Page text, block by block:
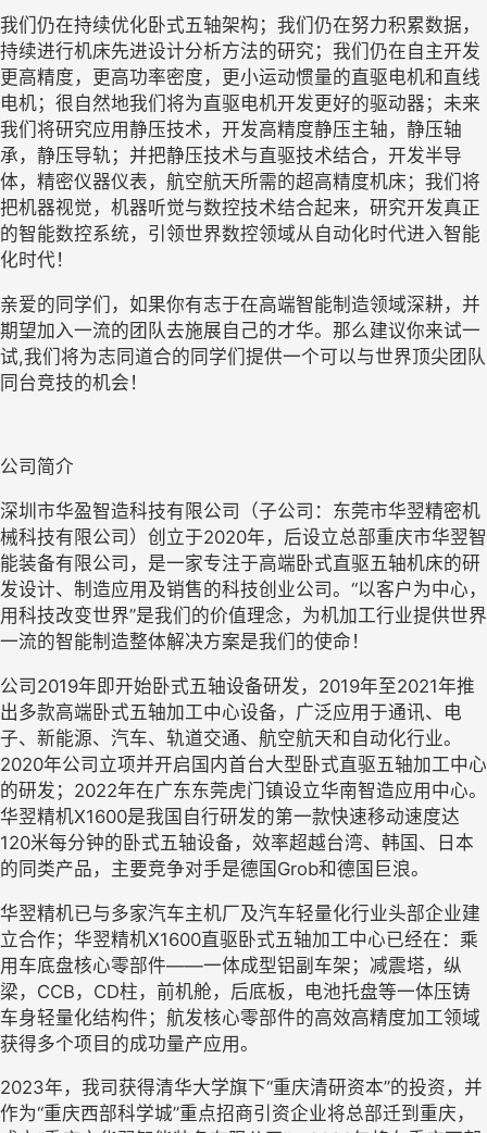
我们仍在持续优化卧式五轴架构；我们仍在努力积累数据，
持续进行机床先进设计分析方法的研究；我们仍在自主开发
更高精度，更高功率密度，更小运动惯量的直驱电机和直线
电机；很自然地我们将为直驱电机开发更好的驱动器；未来
我们将研究应用静压技术，开发高精度静压主轴，静压轴
承，静压导轨；并把静压技术与直驱技术结合，开发半导
体，精密仪器仪表，航空航天所需的超高精度机床；我们将
把机器视觉，机器听觉与数控技术结合起来，研究开发真正
的智能数控系统，引领世界数控领域从自动化时代进入智能
化时代！
亲爱的同学们，如果你有志于在高端智能制造领域深耕，并
期望加入一流的团队去施展自己的才华。那么建议你来试一
试,我们将为志同道合的同学们提供一个可以与世界顶尖团队
同台竞技的机会！
公司简介
深圳市华盈智造科技有限公司 （子公司： 东莞市华翌精密机
械科技有限公司） 创立于2020年， 后设立总部重庆市华翌智
能装备有限公司， 是一家专注于高端卧式直驱五轴机床的研
发设计、制造应用及销售的科技创业公司。 “以客户为中心，
用科技改变世界”是我们的价值理念，为机加工行业提供世界
一流的智能制造整体解决方案是我们的使命！
公司2019年即开始卧式五轴设备研发， 2019年至2021年推
出多款高端卧式五轴加工中心设备，广泛应用于通讯、电
子、新能源、汽车、轨道交通、航空航天和自动化行业。
2020年公司立项并开启国内首台大型卧式直驱五轴加工中心
的研发； 2022年在广东东莞虎门镇设立华南智造应用中心。
华翌精机X1600是我国自行研发的第一款快速移动速度达
120米每分钟的卧式五轴设备，效率超越台湾、韩国、日本
的同类产品，主要竞争对手是德国 Grob和德国巨浪。
华翌精机已与多家汽车主机厂及汽车轻量化行业头部企业建
立合作；华翌精机X1600直驱卧式五轴加工中心已经在：乘
用车底盘核心零部件——一体成型铝副车架；减震塔，纵
梁， CCB ， CD柱，前机舱，后底板，电池托盘等一体压铸
车身轻量化结构件；航发核心零部件的高效高精度加工领域
获得多个项目的成功量产应用。
2023年，我司获得清华大学旗下“重庆清研资本”的投资，并
作为“重庆西部科学城”重点招商引资企业将总部迁到重庆，